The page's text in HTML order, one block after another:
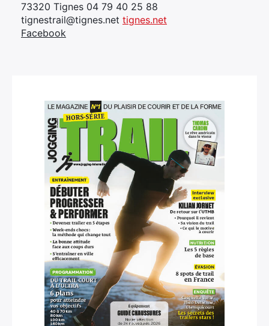
73320 Tignes 04 79 40 25 88
tignestrail@tignes.net tignes.net
Facebook